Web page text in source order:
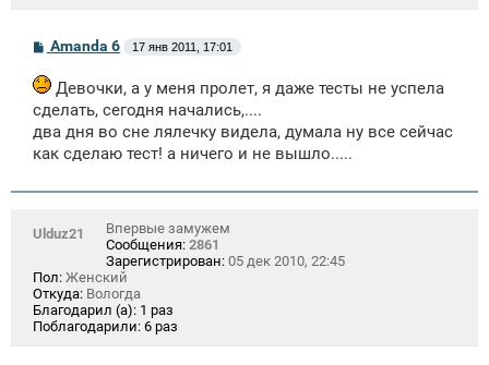
С
о
б
щ
е
н
и
Amanda 6 17 янв 2011, 17:01
Девочки, а у меня пролет, я даже тесты не успела
сделать, сегодня начались,....
два дня во сне лялечку видела, думала ну все сейчас
как сделаю тест! а ничего и не вышло.....
Ulduz21
Впервые замужем
Сообщения: 2861
Зарегистрирован: 05 дек 2010, 22:45
Пол: Женский
Откуда: Вологда
Благодарил (а): 1 раз
Поблагодарили: 6 раз